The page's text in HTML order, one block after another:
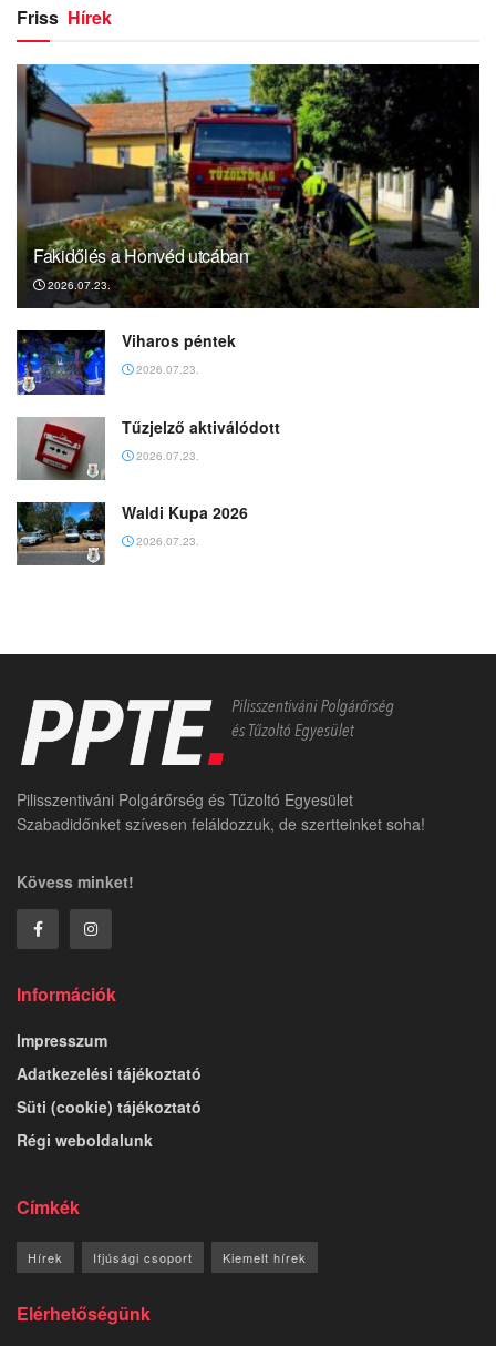
Friss Hírek
Fakidőlés a Honvéd utcában
2026.07.23.
Viharos péntek
2026.07.23.
Tűzjelző aktiválódott
2026.07.23.
Waldi Kupa 2026
2026.07.23.
Pilisszentiváni Polgárőrség és Tűzoltó Egyesület
Szabadidőnket szívesen feláldozzuk, de szertteinket soha!
Kövess minket!
Információk
Impresszum
Adatkezelési tájékoztató
Süti (cookie) tájékoztató
Régi weboldalunk
Címkék
Hírek Ifjúsági csoport Kiemelt hírek
Elérhetőségünk